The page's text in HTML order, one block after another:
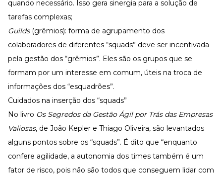
quando necessário. Isso gera sinergia para a solução de
tarefas complexas;
Guilds(grêmios): forma de agrupamento dos
colaboradores de diferentes “squads” deve ser incentivada
pela gestão dos “grêmios”. Eles são os grupos que se
formam por um interesse em comum, úteis na troca de
informações dos “esquadrões”.
Cuidados na inserção dos “squads”
No livro Os Segredos da Gestão Ágil por Trás das Empresas
Valiosas, de João Kepler e Thiago Oliveira, são levantados
alguns pontos sobre os “squads”. É dito que “enquanto
confere agilidade, a autonomia dos times também é um
fator de risco, pois não são todos que conseguem lidar com